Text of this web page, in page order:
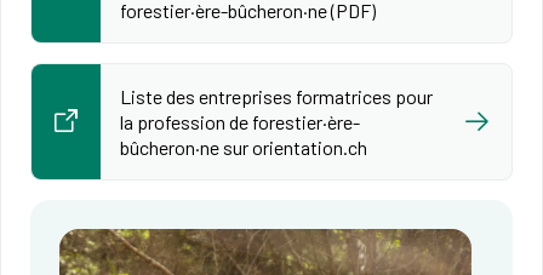
forestier·ère-bûcheron·ne (PDF)
Liste des entreprises formatrices pour
la profession de forestier·ère-
bûcheron·ne sur orientation.ch